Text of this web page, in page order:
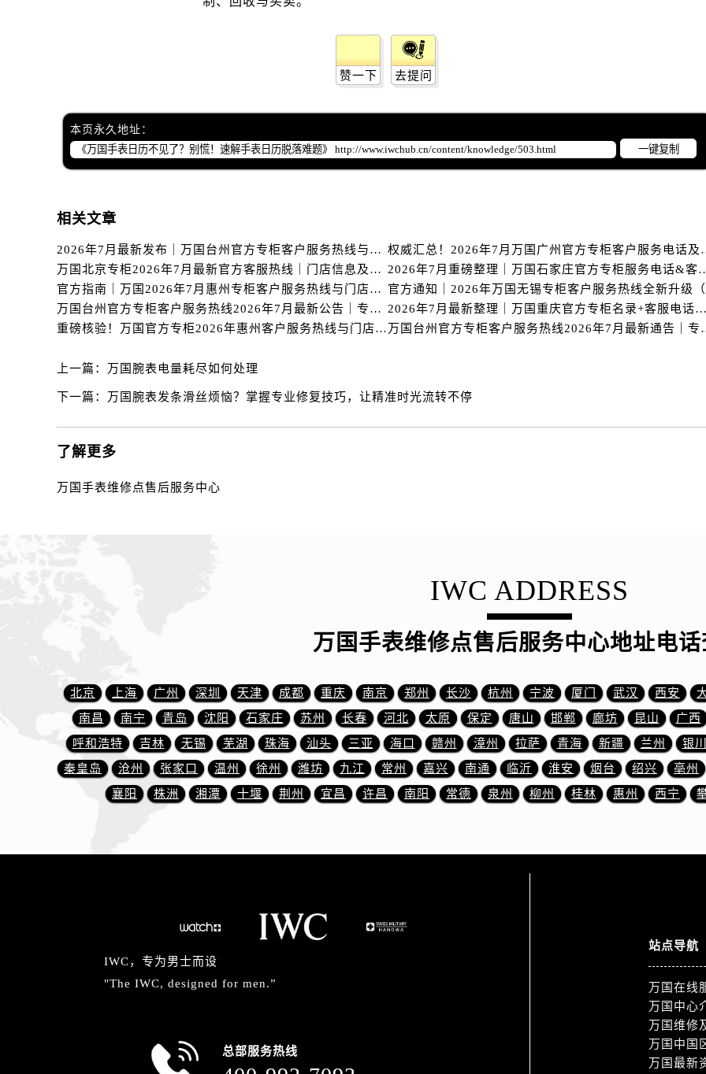
辽宁省抚顺市新抚区东一路万国售后服务中心（需提前预约）
辽宁省阜新市海州区解放大街万国售后服务中心（需提前预约）
辽宁省葫芦岛市连山区中央路万国售后服务中心（需提前预约）
辽宁省锦州市古塔区中央大街万国售后服务中心（需提前预约）
辽宁省盘锦市兴隆台区石油大街万国售后服务中心（需提前预约）
辽宁省沈阳市沈河区中街路83号亨得利名表维修授权店1楼万国售后服务中心（需提前预约）
北京市朝阳区建国门外大街甲6号华熙国际中心D座11层1102室万国售后服务中心（需提前预约）
北京市东城区东长安街1号王府井东方广场W3座6层602室万国售后服务中心（需提前预约）
河北省保定市竞秀区朝阳北大街北国先天下万国售后服务中心（需提前预约）
内蒙古自治区阿拉善盟市左旗土尔扈特大街万国售后服务中心（需提前预约）
内蒙古自治区包头市青山区幸福路甲3号王府井百货名表维修万国售后服务中心（需提前预约）
内蒙古自治区赤峰市红山区哈达街万国售后服务中心（需提前预约）
内蒙古自治区乌海市海勃湾区人民南路万国售后服务中心（需提前预约）
山西省晋城市城区黄华街万国售后服务中心（需提前预约）
山西省临汾市尧都区解放路万国售后服务中心（需提前预约）
山西省朔州市朔城区怡西路与鄯阳西街交汇处万国售后服务中心（需提前预约）
山西省忻州市忻府区和平东街与七一南路交叉口万国售后服务中心（需提前预约）
山西省阳泉市郊区平阳东街与新城大道交叉口万国售后服务中心（需提前预约）
山西省运城市盐湖区河东街万国售后服务中心（需提前预约）
山西省长治市潞州区英雄中路万国售后服务中心（需提前预约）
山西省太原市迎泽区迎泽街道解放路15号亨得利名表维修授权店3楼万国售后服务中心（需提前预约
安徽省滁州市琅琊区南谯北路万国售后服务中心（需提前预约）
安徽省淮北市相山区淮海路万国售后服务中心（需提前预约）
安徽省淮南市田家庵区国庆中路万国售后服务中心（需提前预约）
安徽省马鞍山市雨山区湖南西路万国售后服务中心（需提前预约）
赞一下 去提问
本页永久地址：
一键复制
相关文章
2026年7月最新发布｜万国台州官方专柜客户服务热线与专柜信息攻略
权威汇总！2026
万国北京专柜2026年7月最新官方客服热线｜门店信息及服务攻略发布
2026年7月重磅整理｜万国石家庄官
官方指南｜万国2026年7月惠州专柜客户服务热线与门店信息全攻略
万国台州官方专柜客户服务热线2026年7月最新公告｜专柜信息权威核验
2026年7月最新整理｜万国重庆官方专柜名录+客服电话，门店信息大公开
重磅核验！万国官方专柜2026年惠州客户服务热线与门店信息（7月最新）
万国台州官方专柜客
上一篇： 万国腕表电量耗尽如何处理
下一篇： 万国腕表发条滑丝烦恼？掌握专业修复技巧，让精准时光流转不停
了解更多
万国手表维修点售后服务中心
IWC ADDRESS
万国手表维修点售后服务中心地址电话
北京 上海 广州 深圳 天津 成都 重庆 南京 郑州 长沙 杭州 宁波 厦门 武汉 西安
南昌
南宁 青岛 沈阳 石家庄 苏州 长春 河北 太原 保定 唐山 邯郸 廊坊 昆山 广西
呼和浩特
吉林 无锡 芜湖 珠海 汕头 三亚 海口 赣州 漳州 拉萨 青海 新疆 兰州 银川
秦皇岛
沧州 张家口 温州 徐州 潍坊 九江 常州 嘉兴 南通 临沂 淮安 烟台 绍兴 亳州
襄阳
株洲 湘潭 十堰 荆州 宜昌 许昌 南阳 常德 泉州 柳州 桂林 惠州 西宁
IWC，专为男士而设
"The IWC, designed for men.”
总部服务热线
站点导航
万国在线
万国中心
万国维修
万国中国
万国最新